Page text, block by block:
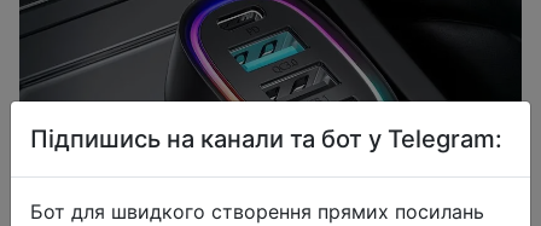
Підпишись на канали та бот у Telegram:
Бот для швидкого створення прямих посилань